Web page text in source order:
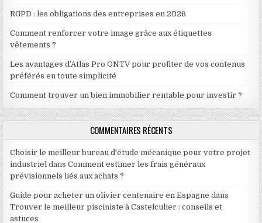
RGPD : les obligations des entreprises en 2026
Comment renforcer votre image grâce aux étiquettes
vêtements ?
Les avantages d’Atlas Pro ONTV pour profiter de vos contenus
préférés en toute simplicité
Comment trouver un bien immobilier rentable pour investir ?
COMMENTAIRES RÉCENTS
Choisir le meilleur bureau d'étude mécanique pour votre projet
industriel dansComment estimer les frais généraux
prévisionnels liés aux achats ?
Guide pour acheter un olivier centenaire en Espagne dans
Trouver le meilleur pisciniste à Castelculier : conseils et
astuces